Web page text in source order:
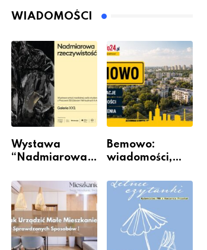
WIADOMOŚCI
Wystawa
“Nadmiarowa
w Galerii XX1
Bemowo:
wiadomości,
wydarzenia z
dzielnicy